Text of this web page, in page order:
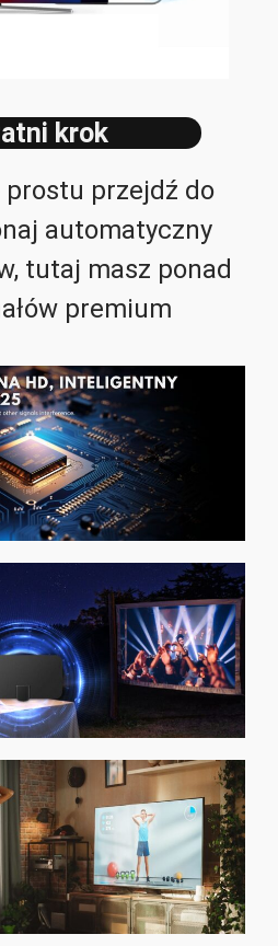
krok
prostu przejdź do
automatyczny
tutaj masz ponad
premium